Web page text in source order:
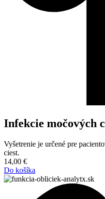
Infekcie močových
Vyšetrenie je určené pre
ciest.
14,00 €
Do košíka